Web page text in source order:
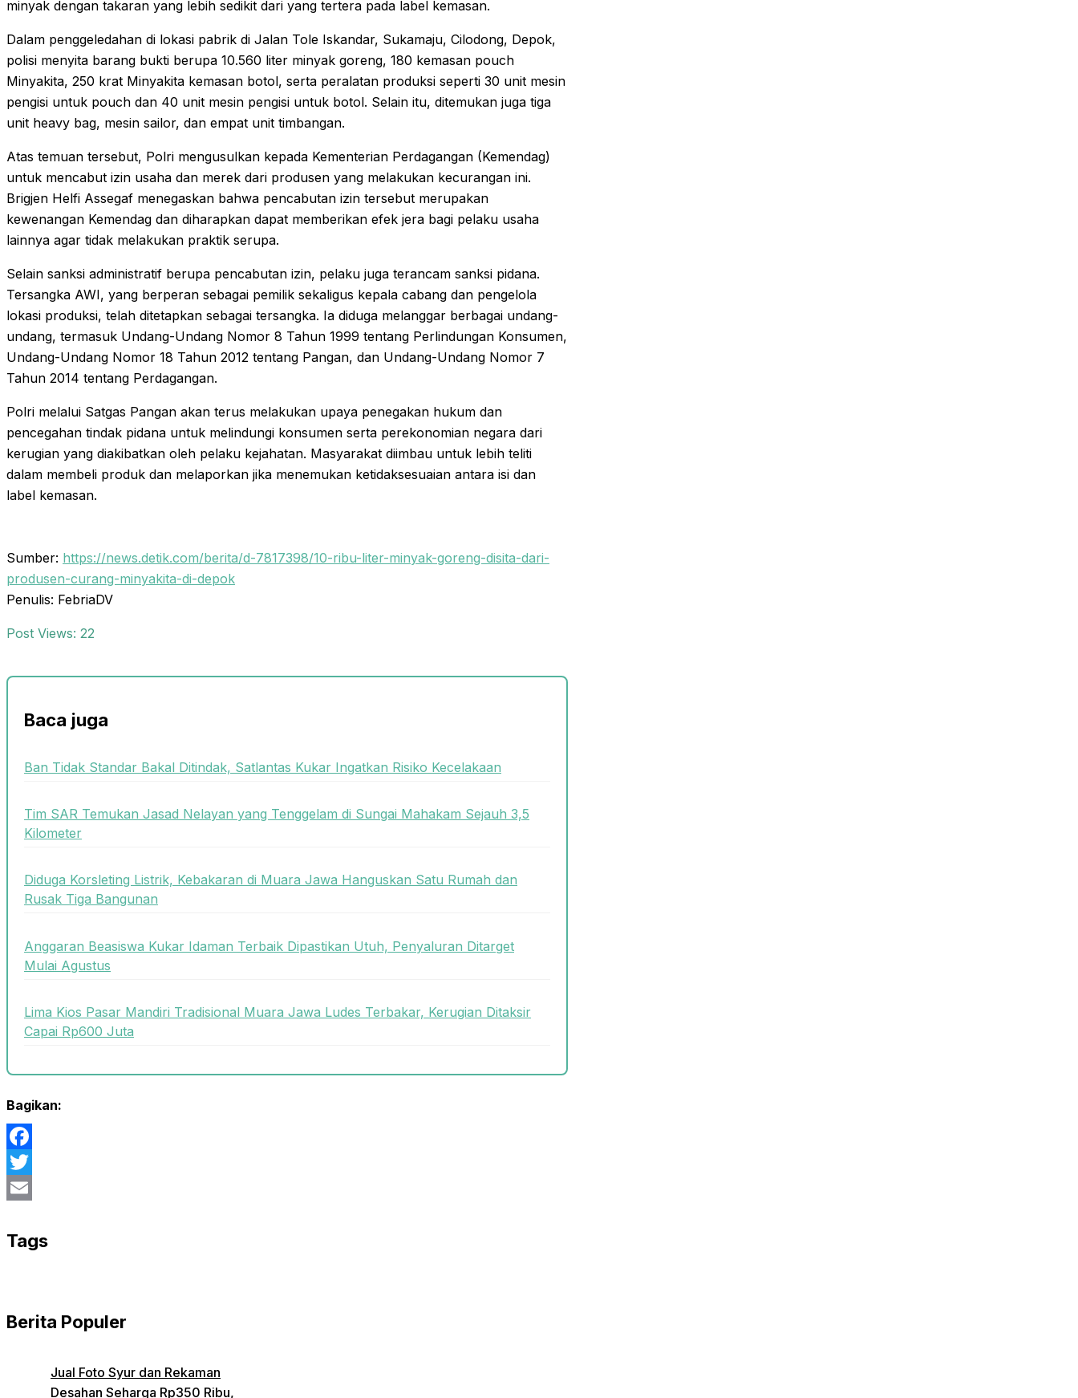
minyak dengan takaran yang lebih sedikit dari yang tertera pada label kemasan.
Dalam penggeledahan di lokasi pabrik di Jalan Tole Iskandar, Sukamaju, Cilodong, Depok,
polisi menyita barang bukti berupa 10.560 liter minyak goreng, 180 kemasan pouch
Minyakita, 250 krat Minyakita kemasan botol, serta peralatan produksi seperti 30 unit mesin
pengisi untuk pouch dan 40 unit mesin pengisi untuk botol. Selain itu, ditemukan juga tiga
unit heavy bag, mesin sailor, dan empat unit timbangan.
Atas temuan tersebut, Polri mengusulkan kepada Kementerian Perdagangan (Kemendag)
untuk mencabut izin usaha dan merek dari produsen yang melakukan kecurangan ini.
Brigjen Helfi Assegaf menegaskan bahwa pencabutan izin tersebut merupakan
kewenangan Kemendag dan diharapkan dapat memberikan efek jera bagi pelaku usaha
lainnya agar tidak melakukan praktik serupa.
Selain sanksi administratif berupa pencabutan izin, pelaku juga terancam sanksi pidana.
Tersangka AWI, yang berperan sebagai pemilik sekaligus kepala cabang dan pengelola
lokasi produksi, telah ditetapkan sebagai tersangka. Ia diduga melanggar berbagai undang-
undang, termasuk Undang-Undang Nomor 8 Tahun 1999 tentang Perlindungan Konsumen,
Undang-Undang Nomor 18 Tahun 2012 tentang Pangan, dan Undang-Undang Nomor 7
Tahun 2014 tentang Perdagangan.
Polri melalui Satgas Pangan akan terus melakukan upaya penegakan hukum dan
pencegahan tindak pidana untuk melindungi konsumen serta perekonomian negara dari
kerugian yang diakibatkan oleh pelaku kejahatan. Masyarakat diimbau untuk lebih teliti
dalam membeli produk dan melaporkan jika menemukan ketidaksesuaian antara isi dan
label kemasan.
Sumber: https://news.detik.com/berita/d-7817398/10-ribu-liter-minyak-goreng-disita-dari-
produsen-curang-minyakita-di-depok
Penulis: FebriaDV
Post Views: 22
Baca juga
Ban Tidak Standar Bakal Ditindak, Satlantas Kukar Ingatkan Risiko Kecelakaan
Tim SAR Temukan Jasad Nelayan yang Tenggelam di Sungai Mahakam Sejauh 3,5
Kilometer
Diduga Korsleting Listrik, Kebakaran di Muara Jawa Hanguskan Satu Rumah dan
Rusak Tiga Bangunan
Anggaran Beasiswa Kukar Idaman Terbaik Dipastikan Utuh, Penyaluran Ditarget
Mulai Agustus
Lima Kios Pasar Mandiri Tradisional Muara Jawa Ludes Terbakar, Kerugian Ditaksir
Capai Rp600 Juta
Bagikan:
Facebook
Twitter
Tags
Berita Populer
Jual Foto Syur dan Rekaman
Desahan Seharga Rp350 Ribu,